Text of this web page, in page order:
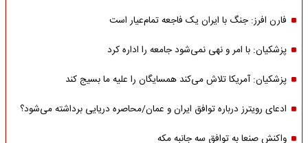
فارن افرز: جنگ با ایران یک فاجعه تمام‌عیار است
پزشکیان: با امر و نهی نمی‌شود جامعه را اداره کرد
پزشکیان: آمریکا تلاش می‌کند همسایگان را علیه ما بسیج کند
ادعای رویترز درباره توافق ایران و عمان/محاصره دریایی برداشته می‌شود؟
واکنش صنعا به توافق سه جانبه مکه